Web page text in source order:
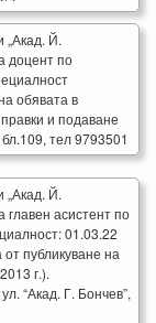
„Акад. Й.
доцент по
обявата в
и подаване
тел 9793501
„Акад. Й.
асистент по
01.03.22
публикуване на
г.).
“Акад. Г. Бончев”,